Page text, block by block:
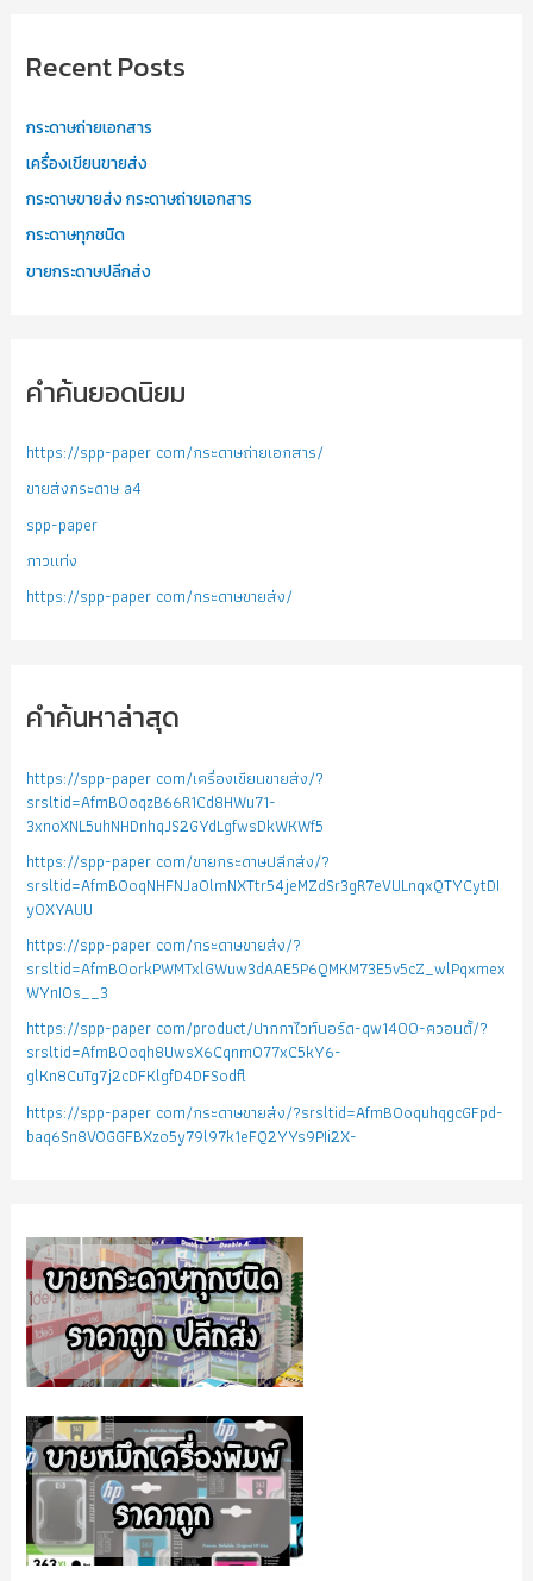
Recent Posts
กระดาษถ่ายเอกสาร
เครื่องเขียนขายส่ง
กระดาษขายส่ง กระดาษถ่ายเอกสาร
กระดาษทุกชนิด
ขายกระดาษปลีกส่ง
คำค้นยอดนิยม
https://spp-paper com/กระดาษถ่ายเอกสาร/
ขายส่งกระดาษ a4
spp-paper
กาวแท่ง
https://spp-paper com/กระดาษขายส่ง/
คำค้นหาล่าสุด
https://spp-paper com/เครื่องเขียนขายส่ง/?
srsltid=AfmBOoqzB66R1Cd8HWu71-
3xnoXNL5uhNHDnhqJS2GYdLgfwsDkWKWf5
https://spp-paper com/ขายกระดาษปลีกส่ง/?
srsltid=AfmBOoqNHFNJa0lmNXTtr54jeMZdSr3gR7eVULnqxQTYCytDI
yOXYAUU
https://spp-paper com/กระดาษขายส่ง/?
srsltid=AfmBOorkPWMTxlGWuw3dAAE5P6QMKM73E5v5cZ_wlPqxmex
WYnIOs__3
https://spp-paper com/product/ปากกาไวท์บอร์ด-qw1400-ควอนตั้/?
srsltid=AfmBOoqh8UwsX6Cqnm077xC5kY6-
glKn8CuTg7j2cDFKlgfD4DFSodfl
https://spp-paper com/กระดาษขายส่ง/?srsltid=AfmBOoquhqgcGFpd-
baq6Sn8VOGGFBXzo5y79l97k1eFQ2YYs9PIi2X-